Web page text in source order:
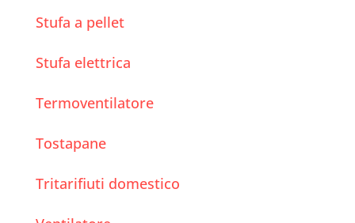
Stufa a pellet
Stufa elettrica
Termoventilatore
Tostapane
Tritarifiuti domestico